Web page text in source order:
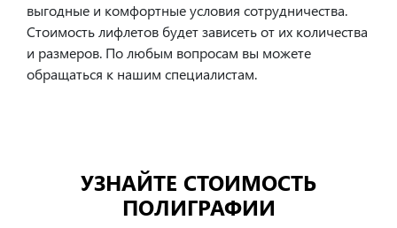
выгодные и комфортные условия сотрудничества.
Стоимость лифлетов будет зависеть от их количества
и размеров. По любым вопросам вы можете
обращаться к нашим специалистам.
УЗНАЙТЕ СТОИМОСТЬ
ПОЛИГРАФИИ